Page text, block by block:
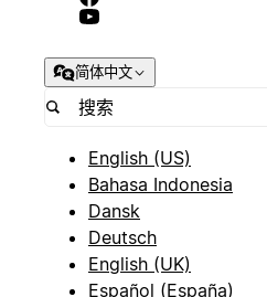
简体中文
English (US)
Bahasa Indonesia
Dansk
Deutsch
English (UK)
Español (España)